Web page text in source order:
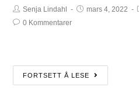
Senja Lindahl mars 4, 2022
0 Kommentarer
FORTSETT Å LESE